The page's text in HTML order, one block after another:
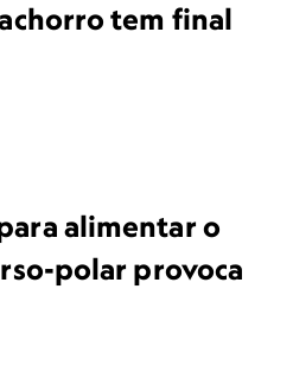
tem final
alimentar o
polar provoca